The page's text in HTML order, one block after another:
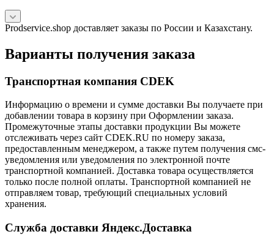
Prodservice.shop доставляет заказы по России и Казахстану.
Варианты получения заказа
Транспортная компания CDEK
Информацию о времени и сумме доставки Вы получаете при
добавлении товара в корзину при Оформлении заказа.
Промежуточные этапы доставки продукции Вы можете
отслеживать через сайт CDEK.RU по номеру заказа,
предоставленным менеджером, а также путем получения смс-
уведомления или уведомления по электронной почте
транспортной компанией. Доставка товара осуществляется
только после полной оплаты. Транспортной компанией не
отправляем товар, требующий специальных условий
хранения.
Служба доставки Яндекс.Доставка